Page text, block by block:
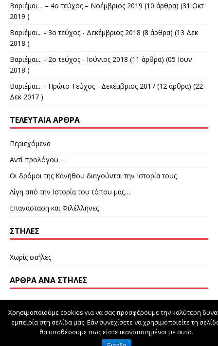
Βαριέμαι… – 4ο τεύχος – Νοέμβριος 2019 (10 άρθρα) (31 Οκτ
2019 )
Βαριέμαι... - 3ο τεύχος - Δεκέμβριος 2018 (8 άρθρα) (13 Δεκ
2018 )
Βαριέμαι... - 2ο τεύχος - Ιούνιος 2018 (11 άρθρα) (05 Ιουν
2018 )
Βαριέμαι... - Πρώτο Τεύχος - Δεκέμβριος 2017 (12 άρθρα) (22
Δεκ 2017 )
ΤΕΛΕΥΤΑΊΑ ΆΡΘΡΑ
Περιεχόμενα
Αντί προλόγου…
Οι δρόμοι της Κανήθου διηγούνται την Ιστορία τους
Λίγη από την Ιστορία του τόπου μας…
Επανάσταση και Φιλέλληνες
ΣΤΉΛΕΣ
Χωρίς στήλες
ΆΡΘΡΑ ΑΝΆ ΣΤΉΛΕΣ
schoolpress.sch.gr
Χρησιμοποιούμε cookies για να σας προσφέρουμε την καλύτερη
εμπειρία στη σελίδα μας. Εάν συνεχίσετε να χρησιμοποιείτε τη
θα υποθέσουμε πως είστε ικανοποιημένοι με αυτό.